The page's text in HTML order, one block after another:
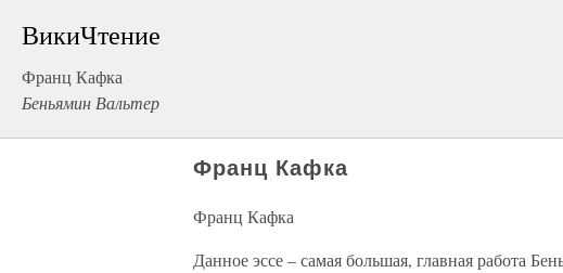
ВикиЧтение
Франц Кафка
Беньямин Вальтер
Франц Кафка
Франц Кафка
Данное эссе – самая большая, главная работа